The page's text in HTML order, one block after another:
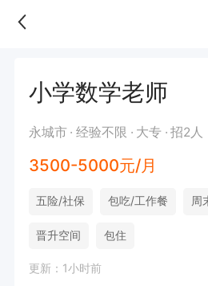
小学数学老师
永城市 经验不限 大专 招2人
3500-5000元/月
五险/社保 包吃/工作餐 周
晋升空间 包住
更新：1小时前